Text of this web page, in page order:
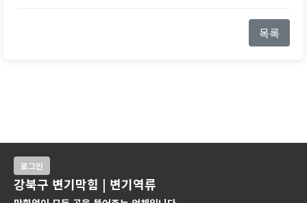
목록
로그인
강북구 변기막힘 | 변기역류